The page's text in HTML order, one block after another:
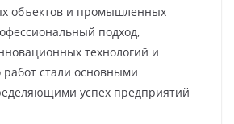
объектов и промышленных
подход,
технологий и
работ стали основными
успех предприятий